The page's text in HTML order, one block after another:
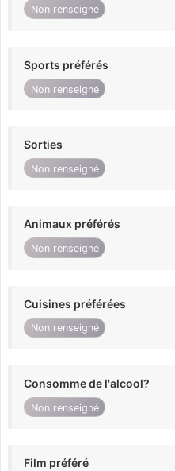
Non renseigné
Sports préférés
Non renseigné
Sorties
Non renseigné
Animaux préférés
Non renseigné
Cuisines préférées
Non renseigné
Consomme de l'alcool?
Non renseigné
Film préféré